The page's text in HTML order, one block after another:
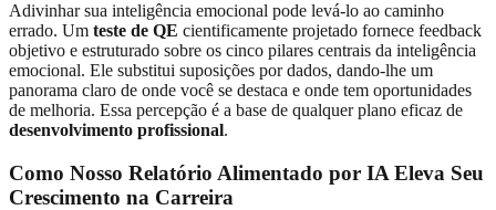
Adivinhar sua inteligência emocional pode levá-lo ao caminho
errado. Um teste de QE cientificamente projetado fornece feedback
objetivo e estruturado sobre os cinco pilares centrais da inteligência
emocional. Ele substitui suposições por dados, dando-lhe um
panorama claro de onde você se destaca e onde tem oportunidades
de melhoria. Essa percepção é a base de qualquer plano eficaz de
desenvolvimento profissional.
Como Nosso Relatório Alimentado por IA Eleva Seu
Crescimento na Carreira